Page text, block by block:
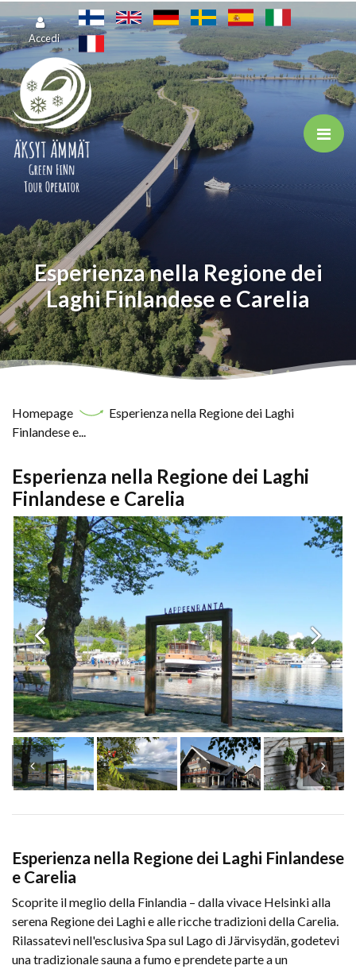
Vai al contenuto principale
Accedi
Esperienza nella Regione dei
Laghi Finlandese e Carelia
Homepage
Esperienza nella Regione dei Laghi
Finlandese e...
Esperienza nella Regione dei Laghi
Finlandese e Carelia
Esperienza nella Regione dei Laghi Finlandese
e Carelia
Scoprite il meglio della Finlandia – dalla vivace Helsinki alla
serena Regione dei Laghi e alle ricche tradizioni della Carelia.
Rilassatevi nell'esclusiva Spa sul Lago di Järvisydän, godetevi
una tradizionale sauna a fumo e prendete parte a un